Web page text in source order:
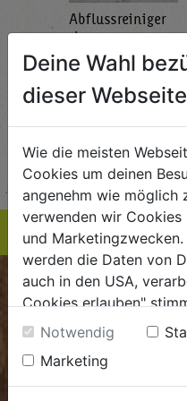
STK
Abflussreiniger
1L
AlmaWin
€ 5,99
€ 5,99 / STK
EINKAUFSLISTE
BIOKISTE
Kundenservice
Mo - Do: 8.00 - 16.00 Uhr
Deine Wahl
dieser Webseite
Wie die meisten
Cookies um deinen
angenehm wie möglich
verwenden wir Cookies
und
werden die Daten von
auch in den USA,
Cookies erlauben"
Cookies zu. Unter
Infos zu den
auch entscheiden,
möchtest.
Notwendig
Marketing